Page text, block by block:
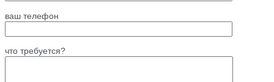
ваш телефон
что требуется?